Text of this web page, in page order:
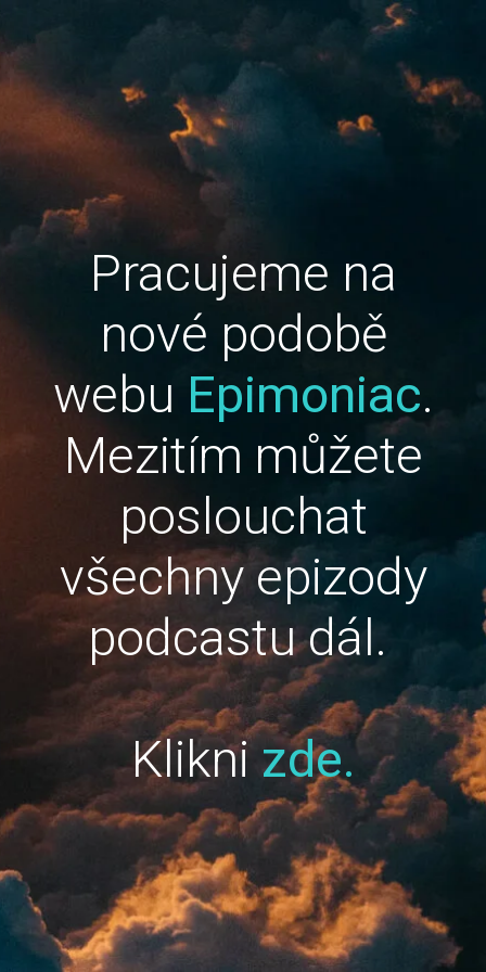
Pracujeme na
nové podobě
webu Epimoniac.
Mezitím můžete
poslouchat
všechny epizody
podcastu dál.
Kliknizde.